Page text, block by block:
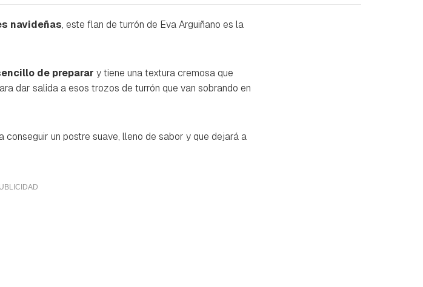
navideñas, este flan de turrón de Eva Arguiñano es la
de preparar y tiene una textura cremosa que
dar salida a esos trozos de turrón que van sobrando en
conseguir un postre suave, lleno de sabor y que dejará a